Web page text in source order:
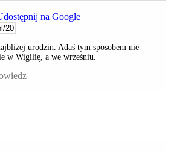
na Google
urodzin. Adaś tym sposobem nie
w Wigilię, a we wrześniu.